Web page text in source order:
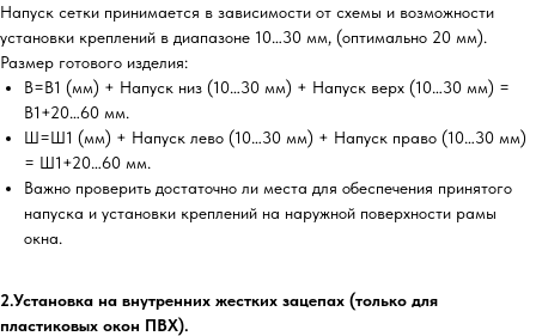
Напуск сетки принимается в зависимости от схемы и возможности
установки креплений в диапазоне 10…30 мм, (оптимально 20 мм).
Размер готового изделия:
В=В1 (мм) + Напуск низ (10…30 мм) + Напуск верх (10…30 мм) =
В1+20…60 мм.
Ш=Ш1 (мм) + Напуск лево (10…30 мм) + Напуск право (10…30 мм)
= Ш1+20…60 мм.
Важно проверить достаточно ли места для обеспечения принятого
напуска и установки креплений на наружной поверхности рамы
окна.
2.Установка на внутренних жестких зацепах (только для
пластиковых окон ПВХ).